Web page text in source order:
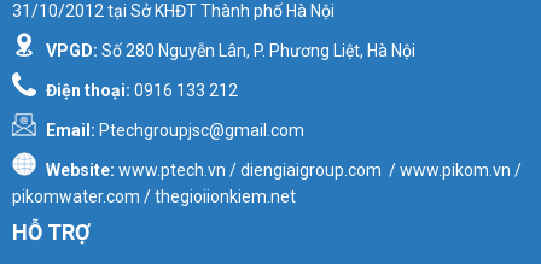
31/10/2012 tại Sở KHĐT Thành phố Hà Nội
VPGD: Số 280 Nguyễn Lân, P. Phương Liệt, Hà Nội
Điện thoại: 0916 133 212
Email: Ptechgroupjsc@gmail.com
Website: www.ptech.vn / diengiaigroup.com / www.pikom.vn /
pikomwater.com / thegioiionkiem.net
HỖ TRỢ